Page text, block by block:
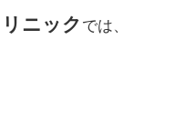
ニックでは、